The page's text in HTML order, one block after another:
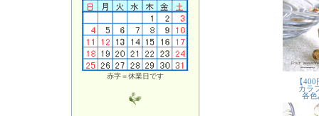
赤字＝休業日です